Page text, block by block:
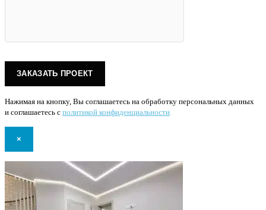
Нажимая на кнопку, Вы соглашаетесь на обработку персональных данных
и соглашаетесь с политикой конфиденциальности
×